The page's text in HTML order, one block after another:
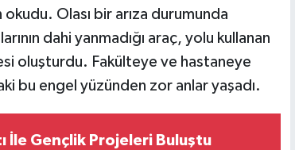
Olası bir arıza durumunda
dahi yanmadığı araç, yolu kullanan
oluşturdu. Fakülteye ve hastaneye
bu engel yüzünden zor anlar yaşadı.
İle Gençlik Projeleri Buluştu